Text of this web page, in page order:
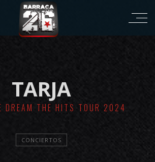
TARJA
DREAM THE HITS TOUR 2024
CONCIERTOS